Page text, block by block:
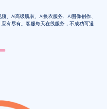
、AI高级脱衣、AI换衣服务、AI图像创作、
有尽有。客服每天在线服务，不成功可退